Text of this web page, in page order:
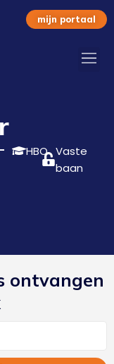
mijn portaal
HBO Vaste
baan
ontvangen